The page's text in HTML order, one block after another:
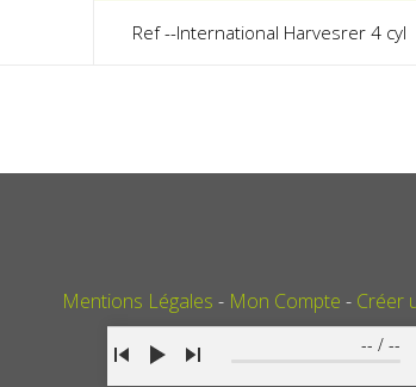
Ref --International Harvesrer 4 cyl
Mentions Légales Mon Compte Créer
-- / --